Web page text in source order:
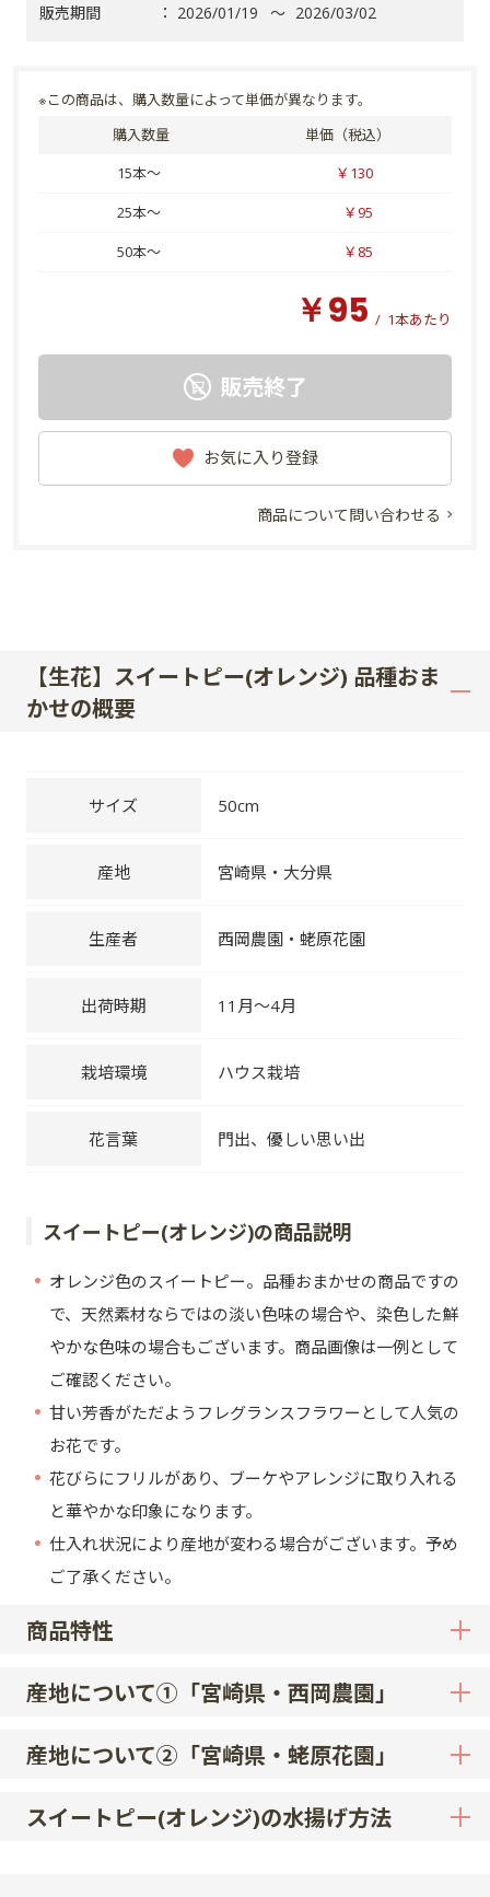
商品特性
産地について①「宮崎県・西岡農園」
産地について②「宮崎県・蛯原花園」
スイートピー(オレンジ)の水揚げ方法
販売期間 ： 2026/01/19 ～ 2026/03/02
※この商品は、購入数量によって単価が異なります。
購入数量
単価（税込）
15本～
￥130
25本～
￥95
50本～
￥85
￥95 / 1本あたり
販売終了
お気に入り登録
商品について問い合わせる
【生花】スイートピー(オレンジ) 品種おま
かせの概要
サイズ 50cm
産地 宮崎県・大分県
生産者 西岡農園・蛯原花園
出荷時期 11月～4月
栽培環境 ハウス栽培
花言葉 門出、優しい思い出
スイートピー(オレンジ)の商品説明
オレンジ色のスイートピー。品種おまかせの商品ですの
で、天然素材ならではの淡い色味の場合や、染色した鮮
やかな色味の場合もございます。商品画像は一例として
ご確認ください。
甘い芳香がただようフレグランスフラワーとして人気の
お花です。
花びらにフリルがあり、ブーケやアレンジに取り入れる
と華やかな印象になります。
仕入れ状況により産地が変わる場合がございます。予め
ご了承ください。